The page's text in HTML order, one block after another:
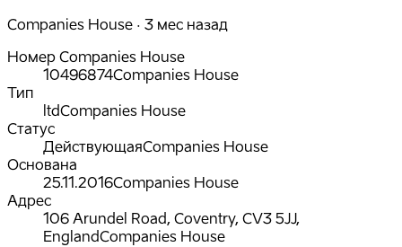
Companies House · 3 мес назад
Номер Companies House
10496874Companies House
Тип
ltdCompanies House
Статус
ДействующаяCompanies House
Основана
25.11.2016Companies House
Адрес
106 Arundel Road, Coventry, CV3 5JJ,
EnglandCompanies House